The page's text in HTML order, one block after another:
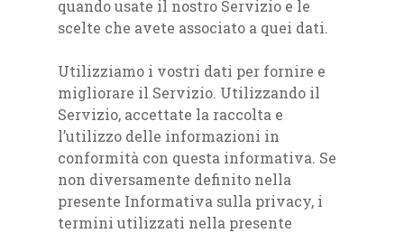
quando usate il nostro Servizio e le
scelte che avete associato a quei dati.
Utilizziamo i vostri dati per fornire e
migliorare il Servizio. Utilizzando il
Servizio, accettate la raccolta e
l’utilizzo delle informazioni in
conformità con questa informativa. Se
non diversamente definito nella
presente Informativa sulla privacy, i
termini utilizzati nella presente